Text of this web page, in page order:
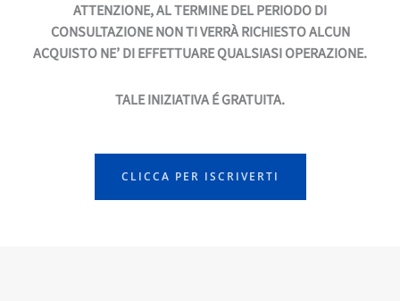
ATTENZIONE, AL TERMINE DEL PERIODO DI
CONSULTAZIONE NON TI VERRÀ RICHIESTO ALCUN
ACQUISTO NE’ DI EFFETTUARE QUALSIASI OPERAZIONE.
TALE INIZIATIVA É GRATUITA.
CLICCA PER ISCRIVERTI